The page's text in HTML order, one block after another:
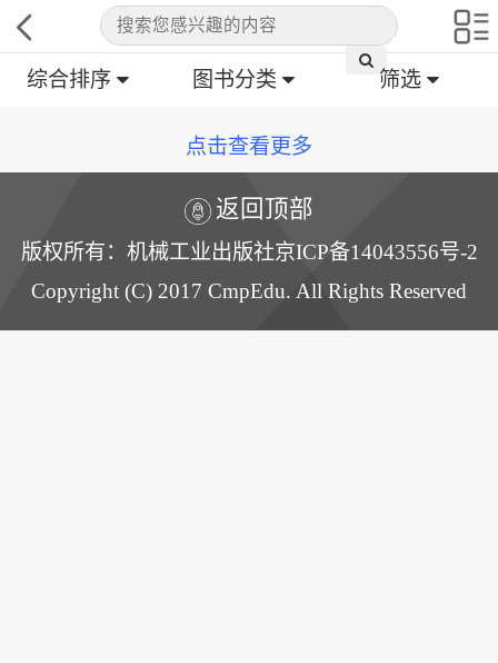
综合排序 图书分类 筛选
点击查看更多
返回顶部
版权所有：机械工业出版社京ICP备14043556号-2
Copyright (C) 2017 CmpEdu. All Rights Reserved